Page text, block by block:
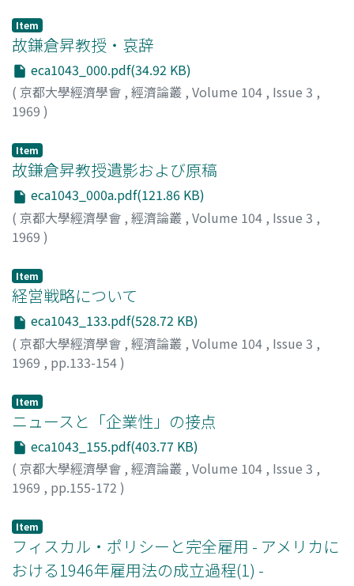
Item
故鎌倉昇教授・哀辞
eca1043_000.pdf(34.92 KB)
( 京都大學經濟學會 , 經濟論叢 , Volume 104 , Issue 3 ,
1969 )
Item
故鎌倉昇教授遺影および原稿
eca1043_000a.pdf(121.86 KB)
( 京都大學經濟學會 , 經濟論叢 , Volume 104 , Issue 3 ,
1969 )
Item
経営戦略について
eca1043_133.pdf(528.72 KB)
( 京都大學經濟學會 , 經濟論叢 , Volume 104 , Issue 3 ,
1969 , pp.133-154)
Item
ニュースと「企業性」の接点
eca1043_155.pdf(403.77 KB)
( 京都大學經濟學會 , 經濟論叢 , Volume 104 , Issue 3 ,
1969 , pp.155-172 )
Item
フィスカル・ポリシーと完全雇用 - アメリカに
おける1946年雇用法の成立過程(1) -